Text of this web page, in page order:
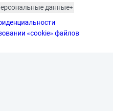
данные
в соответствии
«cookie» файлов